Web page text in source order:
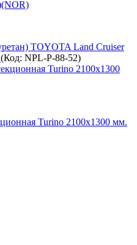
TOYOTA Land Cruiser
(Код: NPL-P-88-52)
Turino 2100х1300 мм.